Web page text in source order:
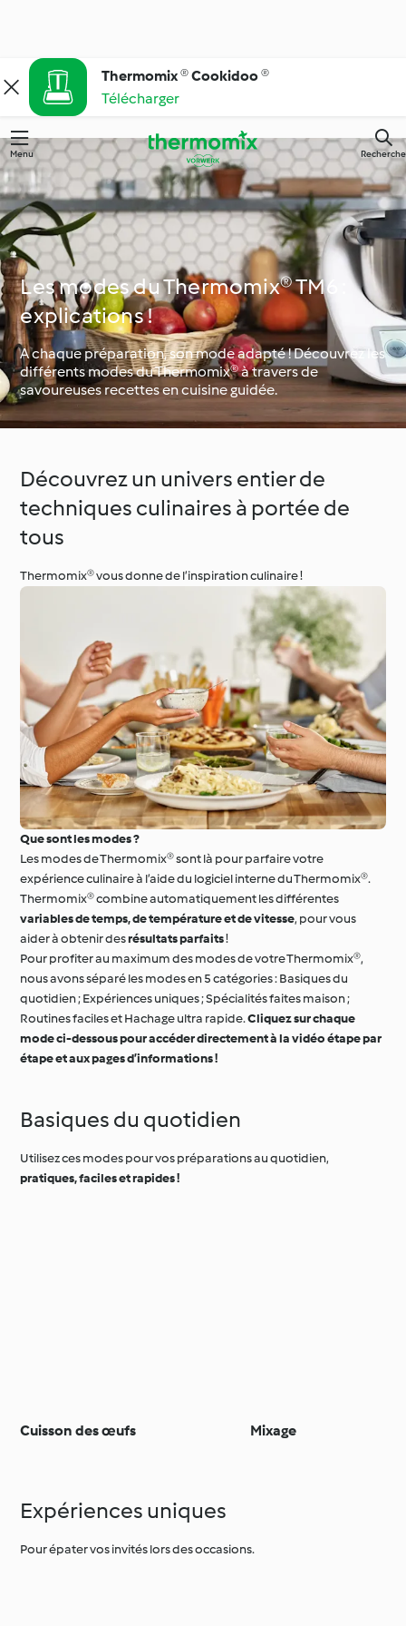
Thermomix ® Cookidoo ®
Télécharger
Menu Recherche
Les modes du Thermomix® TM6 :
explications !
A chaque préparation, son mode adapté ! Découvrez les
différents modes du Thermomix® à travers de
savoureuses recettes en cuisine guidée.
Découvrez un univers entier de
techniques culinaires à portée de
tous
Thermomix® vous donne de l’inspiration culinaire !
Que sont les modes ?
Les modes de Thermomix® sont là pour parfaire votre
expérience culinaire à l’aide du logiciel interne du Thermomix®.
Thermomix® combine automatiquement les différentes
variables de temps, de température et de vitesse, pour vous
aider à obtenir desrésultats parfaits!
Pour profiter au maximum des modes de votre Thermomix®,
nous avons séparé les modes en 5 catégories : Basiques du
quotidien ; Expériences uniques ; Spécialités faites maison ;
Routines faciles et Hachage ultra rapide.Cliquez sur chaque
mode ci-dessous pour accéder directement à la vidéo étape par
étape et aux pages d’informations !
Basiques du quotidien
Utilisez ces modes pour vos préparations au quotidien,
pratiques, faciles et rapides !
Cuisson des œufs Mixage
Expériences uniques
Pour épater vos invités lors des occasions.